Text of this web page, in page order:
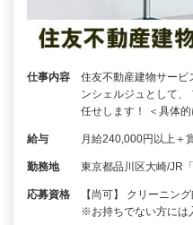
仕事内容
住友不動産建物サービ
ンシェルジュとして、
任せします！ ＜具体
給与 月給240,000円以上＋
勤務地 東京都品川区大崎/JR
応募資格
【尚可】 クリーニン
※お持ちでない方には